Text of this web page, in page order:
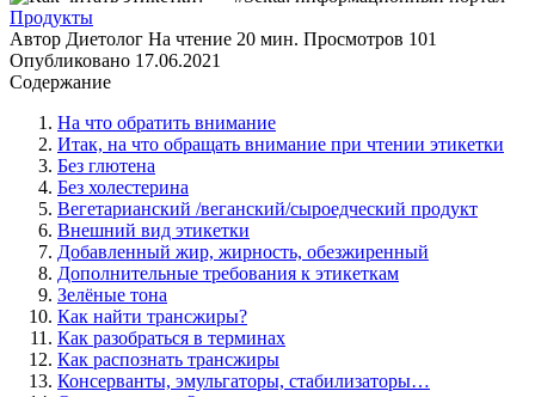
Продукты
Автор Диетолог На чтение 20 мин. Просмотров 101
Опубликовано 17.06.2021
Содержание
На что обратить внимание
Итак, на что обращать внимание при чтении этикетки
Без глютена
Без холестерина
Вегетарианский /веганский/сыроедческий продукт
Внешний вид этикетки
Добавленный жир, жирность, обезжиренный
Дополнительные требования к этикеткам
Зелёные тона
Как найти трансжиры?
Как разобраться в терминах
Как распознать трансжиры
Консерванты, эмульгаторы, стабилизаторы…